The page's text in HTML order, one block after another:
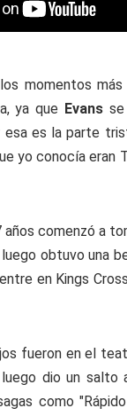
momentos
ya que Evans
esa es la parte
yo conocía eran
años comenzó a
obtuvo una
en Kings
fueron en el
dio un salto
como